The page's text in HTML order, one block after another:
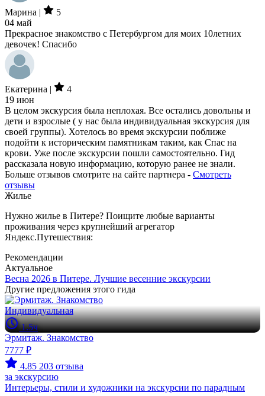
Марина |
5
04 май
Прекрасное знакомство с Петербургом для моих 10летних
девочек! Спасибо
Екатерина |
4
19 июн
В целом экскурсия была неплохая. Все остались довольны и
дети и взрослые ( у нас была индивидуальная экскурсия для
своей группы). Хотелось во время экскурсии поближе
подойти к историческим памятникам таким, как Спас на
крови. Уже после экскурсии пошли самостоятельно. Гид
рассказала новую информацию, которую ранее не знали.
Больше отзывов смотрите на сайте партнера - Смотреть
отзывы
Жилье
Нужно жилье в Питере? Поищите любые варианты
проживания через крупнейший агрегатор
Яндекс.Путешествия:
Рекомендации
Актуальное
Весна 2026 в Питере. Лучшие весенние экскурсии
Другие предложения этого гида
Индивидуальная
1.5ч
Эрмитаж. Знакомство
7777 ₽
4.85 203 отзыва
за экскурсию
Интерьеры, стили и художники на экскурсии по парадным